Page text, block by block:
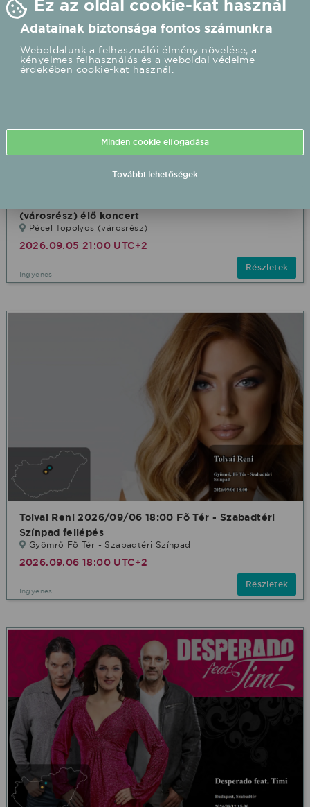
(városrész) élő koncert
Pécel Topolyos (városrész)
2026.09.05 21:00 UTC+2
Ingyenes
Részletek
Tolvai Reni 2026/09/06 18:00 Fõ Tér - Szabadtéri
Színpad fellépés
Gyömrő Fõ Tér - Szabadtéri Színpad
2026.09.06 18:00 UTC+2
Ingyenes
Részletek
Ez az oldal cookie-kat használ
Adatainak biztonsága fontos számunkra
Weboldalunk a felhasználói élmény növelése, a
kényelmes felhasználás és a weboldal védelme
érdekében cookie-kat használ.
Minden cookie elfogadása
További lehetőségek